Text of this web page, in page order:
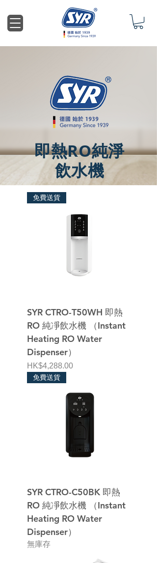
即熱RO純淨
飲水機
免費送貨
SYR CTRO-T50WH 即熱
RO 純凈飲水機 （Instant
Heating RO Water
Dispenser）
價格
HK$4,288.00
免費送貨
SYR CTRO-C50BK 即熱
RO 純凈飲水機 （Instant
Heating RO Water
Dispenser）
無庫存